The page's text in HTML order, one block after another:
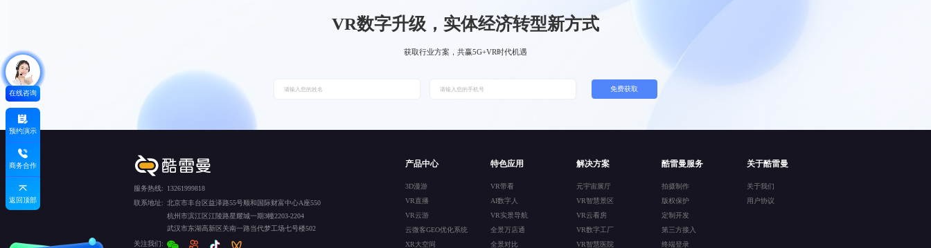
在线咨询
预约演示
商务合作
返回顶部
VR数字升级，实体经济转型新方式
获取行业方案，共赢5G+VR时代机遇
免费获取
服务热线:
13261999818
联系地址: 北京市丰台区益泽路55号顺和国际财富中心A座550
杭州市滨江区江陵路星耀城一期3幢2203-2204
武汉市东湖高新区关南一路当代梦工场七号楼502
关注我们:
产品中心
3D漫游
VR直播
VR云游
云微客GEO优化系统
XR大空间
特色应用
VR带看
AI数字人
VR实景导航
全景万店通
全景对比
解决方案
元宇宙展厅
VR智慧景区
VR云看房
VR数字工厂
VR智慧医院
酷雷曼服务
拍摄制作
版权保护
定制开发
第三方接入
终端登录
关于酷雷曼
关于我们
用户协议